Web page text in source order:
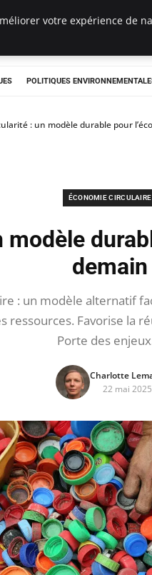
POLITIQUES
: un modèle durable pour
ÉCONOMIE CIRCULAIRE
demain
: un modèle alternatif
ressources. Favorise la
Porte des
Charlotte
22 mai 2025
votre expérience de